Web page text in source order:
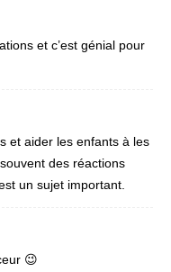
et c’est génial pour
et aider les enfants à les
des réactions
un sujet important.
😉